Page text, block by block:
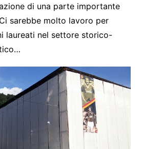
di una parte importante
sarebbe molto lavoro per
laureati nel settore storico-